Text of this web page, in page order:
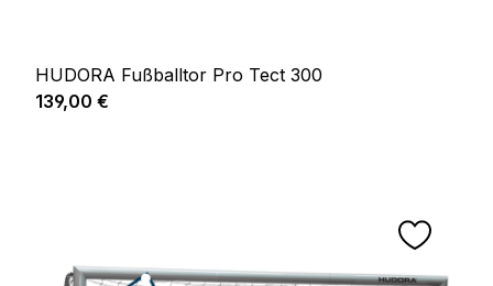
HUDORA Fußballtor Pro Tect 300
Regulärer Preis:
139,00 €